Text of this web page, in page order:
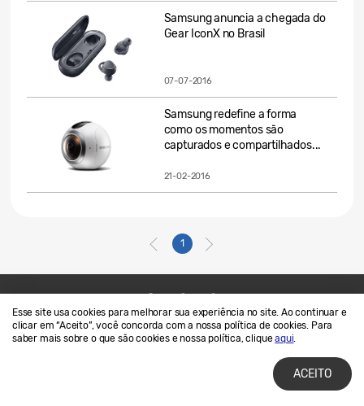
Esse site usa cookies para melhorar sua experiência no site. Ao continuar e
clicar em “Aceito”, você concorda com a nossa política de cookies. Para
saber mais sobre o que são cookies e nossa política, cliqueaqui.
ACEITO
Samsung anuncia a chegada do
Gear IconX no Brasil
07-07-2016
Samsung redefine a forma
como os momentos são
capturados e compartilhados...
21-02-2016
1
Contato
SAMSUNG.COM
Termos de Uso
Privacidade e Cookies